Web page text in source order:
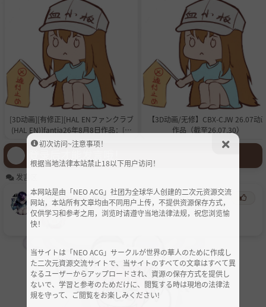
[3D动画][有修正][HAL ENファンクラブ
(HAL EN)]fantia26年8月8日作品：[触
手][Tentacle]ゆかりさんの受難30.1[1.
【3D动画/无修】CBX-CJW 26.07动
作品（截至26.07.30）
发言区
chiyanziluo
圣 21天前
初次访问~注意事项！
根据当地法律本站禁止18以下用户访问！
本网站是由「NEO ACG」社团为全球华人创建的二次元资源交流
网站，本站所有文章均由不同用户上传，不提供资源保存方式，
仅供学习和参考之用，浏览时请遵守当地法律法规，祝您浏览愉
快！
当サイトは「NEO ACG」サークルが世界の華人のために作成し
た二次元資源交流サイトで、当サイトのすべての文章はすべて異
なるユーザーからアップロードされ、資源の保存方式を提供し
ないで、学習と参考のためだけに、閲覧する時は現地の法律法
規を守って、ご閲覧をお楽しみください!